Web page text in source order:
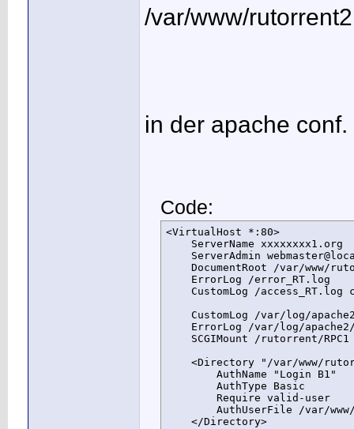
/var/www/
in der apache conf.
Code:
<VirtualHost *:80>
    ServerName xxxxxxxx1.org
ServerAdmin
DocumentRoot /var/www/
    ErrorLog /error_RT.log
CustomLog /access_RT.log
CustomLog /var/log/
ErrorLog /var/log/
SCGIMount /rutorrent/RPC1
<Directory "/var/www/
        AuthName "Login B1"
        AuthType Basic
        Require valid-user
AuthUserFile /var/
    </Directory>